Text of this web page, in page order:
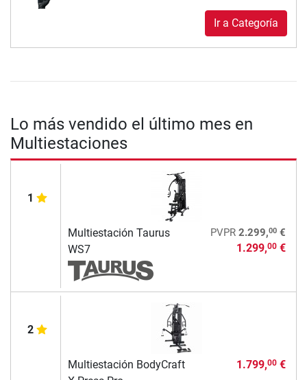
Ir a Categoría
Lo más vendido el último mes en
Multiestaciones
1
Multiestación Taurus
WS7
PVPR 2.299,00€
1.299,00€
2
Multiestación BodyCraft
1.799,00€